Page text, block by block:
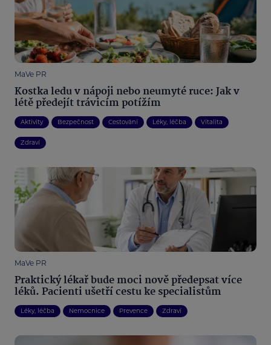
MaVe PR
Kostka ledu v nápoji nebo neumyté ruce: Jak v
létě předejít trávicím potížím
Aktivity Bezpečnost Cestování Léky, léčba Vitalita
Zdraví
MaVe PR
Praktický lékař bude moci nově předepsat více
léků. Pacienti ušetří cestu ke specialistům
Léky, léčba Nemocnice Prevence Zdraví